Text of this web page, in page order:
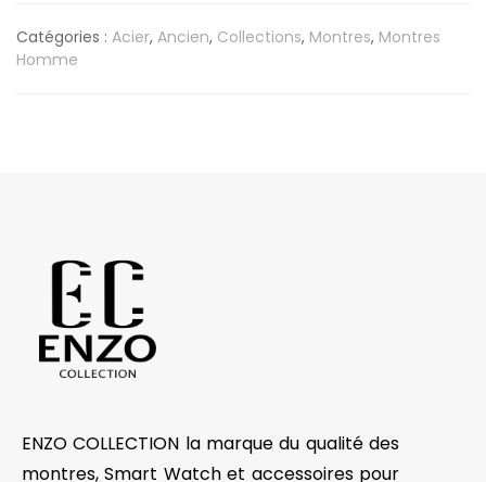
Catégories : Acier, Ancien, Collections, Montres, Montres
Homme
ENZO COLLECTION la marque du qualité des
montres, Smart Watch et accessoires pour